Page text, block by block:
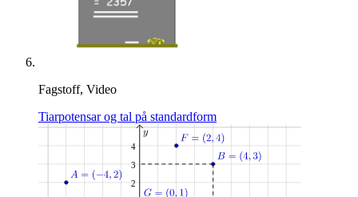
Fagstoff, Video
Tiarpotensar og tal på standardform